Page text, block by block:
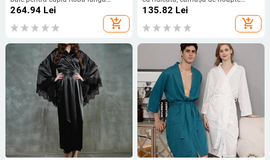
Rochie de femei cu mânecă lungă
Cămașă de noapte pentru dormitor,
cu absorbție de apă, cu buzunar
264.94 Lei
add_shopping_cart
pentru domnișoară de onoare,
pentru nuntă, petrecere, ziua de
naștere, spa S-XL T43
135.82 Lei
add_shopping_cart